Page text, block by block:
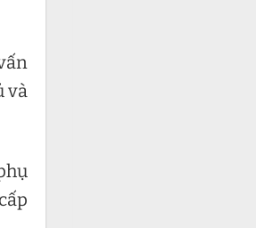
và